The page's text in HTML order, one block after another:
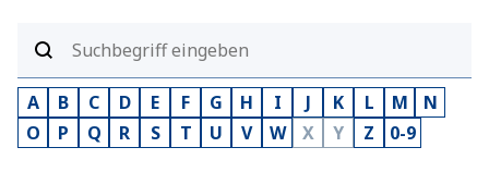
A B C D E F G H I J K L M
N
O
P Q R S T U V W X Y Z 0-9